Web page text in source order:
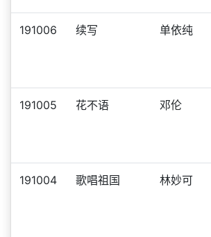
191006 续写 单依纯
191005 花不语 邓伦
191004 歌唱祖国 林妙可